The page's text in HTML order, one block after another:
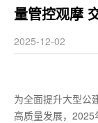
量管控观摩
2025-12-02
为全面提升大型公
高质量发展，2025